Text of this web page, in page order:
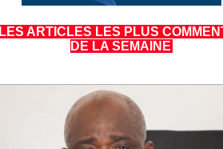
LES ARTICLES LES PLUS
DE LA SEMAINE